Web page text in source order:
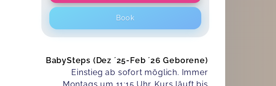
Book
BabySteps (Dez ´25-Feb ´26 Geborene)
Einstieg ab sofort möglich. Immer